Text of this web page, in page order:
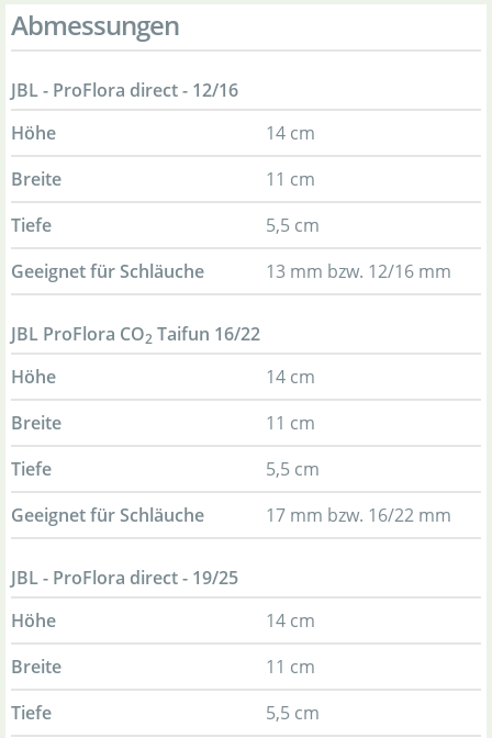
Abmessungen
JBL - ProFlora direct - 12/16
Höhe
14 cm
Breite
11 cm
Tiefe
5,5 cm
Geeignet für Schläuche
13 mm bzw. 12/16 mm
JBL ProFlora CO2 Taifun 16/22
Höhe
14 cm
Breite
11 cm
Tiefe
5,5 cm
Geeignet für Schläuche
17 mm bzw. 16/22 mm
JBL - ProFlora direct - 19/25
Höhe
14 cm
Breite
11 cm
Tiefe
5,5 cm